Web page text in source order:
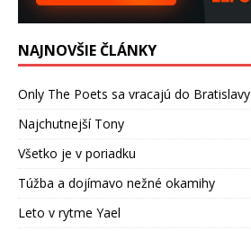
NAJNOVŠIE ČLÁNKY
Only The Poets sa vracajú do Bratislavy
Najchutnejší Tony
Všetko je v poriadku
Túžba a dojímavo nežné okamihy
Leto v rytme Yael